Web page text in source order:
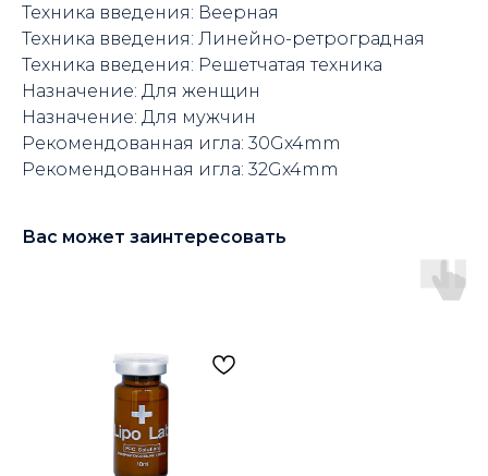
Техника введения: Веерная
Техника введения: Линейно-ретроградная
Техника введения: Решетчатая техника
Назначение: Для женщин
Назначение: Для мужчин
Рекомендованная игла: 30Gx4mm
Рекомендованная игла: 32Gx4mm
Вас может заинтересовать